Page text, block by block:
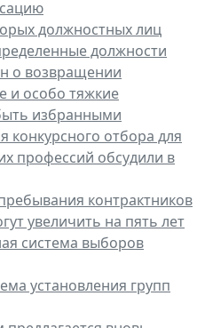
должностных лиц
должности
о возвращении
и особо тяжкие
избранными
конкурсного отбора для
профессий обсудили в
контрактников
увеличить на пять лет
система выборов
установления групп